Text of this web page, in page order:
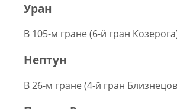
Уран
В 105-м гране (6-й гран
Нептун
В 26-м гране (4-й гран